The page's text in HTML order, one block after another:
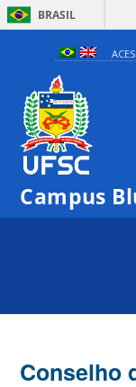
BRASIL
Campus
Conselho